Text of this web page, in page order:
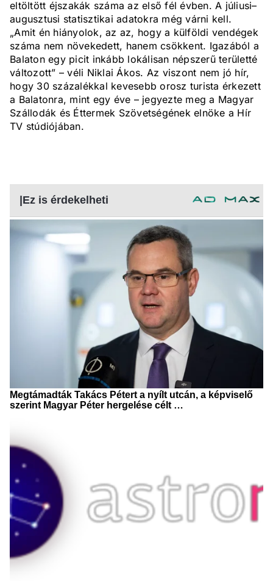
eltöltött éjszakák száma az első fél évben. A júliusi–
augusztusi statisztikai adatokra még várni kell.
„Amit én hiányolok, az az, hogy a külföldi vendégek
száma nem növekedett, hanem csökkent. Igazából a
Balaton egy picit inkább lokálisan népszerű területté
változott” – véli Niklai Ákos. Az viszont nem jó hír,
hogy 30 százalékkal kevesebb orosz turista érkezett
a Balatonra, mint egy éve – jegyezte meg a Magyar
Szállodák és Éttermek Szövetségének elnöke a Hír
TV stúdiójában.